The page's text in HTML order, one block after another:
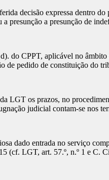
decisão expressa dentro
presunção a presunção de
do CPPT, aplicável no
de pedido de constituição do
LGT os prazos, no
judicial contam-se nos
dado entrada no serviço
(cf. LGT, art. 57.º, n.º 1 e C.